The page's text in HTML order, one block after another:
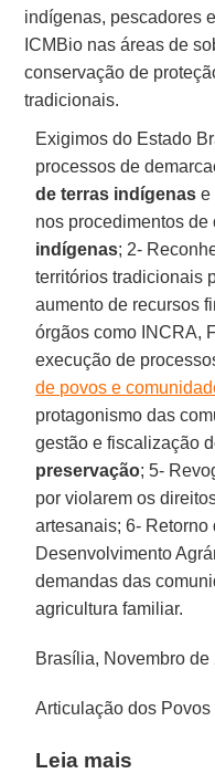
indígenas, pescadores
ICMBio nas áreas de
conservação de
tradicionais.
Exigimos do Estado
processos de
de terras indígenas e
nos procedimentos de
indígenas; 2-
territórios tradicionais
aumento de recursos
órgãos como INCRA,
execução de
de povos e
protagonismo das
gestão e fiscalização
preservação; 5-
por violarem os
artesanais; 6- Retorno
Desenvolvimento
demandas das
agricultura familiar.
Brasília, Novembro de
Articulação dos
Leia mais